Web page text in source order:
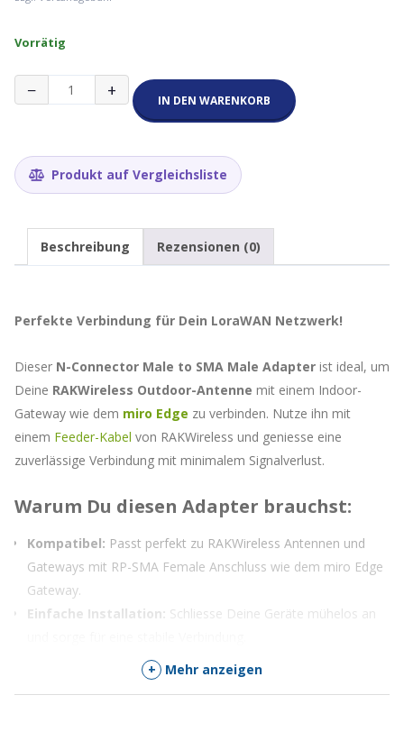
Vorrätig
−
Connector
Male
Connector
Menge
+ IN DEN WARENKORB
Produkt auf Vergleichsliste
Beschreibung Rezensionen (0)
Perfekte Verbindung für Dein LoraWAN Netzwerk!
Dieser N-Connector Male to SMA Male Adapter ist ideal, um
Deine RAKWireless Outdoor-Antenne mit einem Indoor-
Gateway wie dem miro Edge zu verbinden. Nutze ihn mit
einem Feeder-Kabel von RAKWireless und geniesse eine
zuverlässige Verbindung mit minimalem Signalverlust.
Warum Du diesen Adapter brauchst:
Kompatibel: Passt perfekt zu RAKWireless Antennen und
Gateways mit RP-SMA Female Anschluss wie dem miro Edge
Gateway.
Einfache Installation: Schliesse Deine Geräte mühelos an
Robust und Zuverlässig:
Hochwertige Materialien
garantieren Langlebigkeit und Zuverlässigkeit.
+ Mehr anzeigen